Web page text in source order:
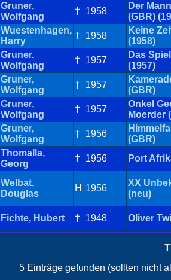
Gruner,
Wolfgang
† 1958
Der
(GBR)
Wuestenhagen,
Harry
† 1958
Keine
(1958)
Gruner,
Wolfgang
† 1957
Das
(1957)
Gruner,
Wolfgang
† 1957
(GBR)
Gruner,
Wolfgang
† 1957
Onkel
Moerder
Gruner,
Wolfgang
† 1956
(GBR)
Thomalla,
Georg
† 1956 Port
Welbat,
Douglas
H 1956
XX
(neu)
Fichte, Hubert † 1948 Oliver
5 Einträge gefunden (sollten nicht